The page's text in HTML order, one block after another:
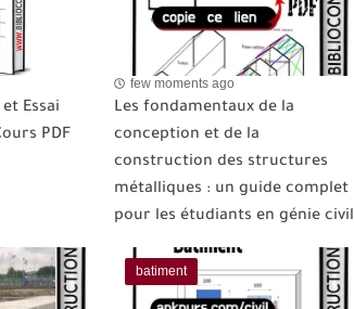
Essai
PDF
few moments ago
Les fondamentaux de la
conception et de la
construction des structures
métalliques : un guide complet
pour les étudiants en génie civil
batiment